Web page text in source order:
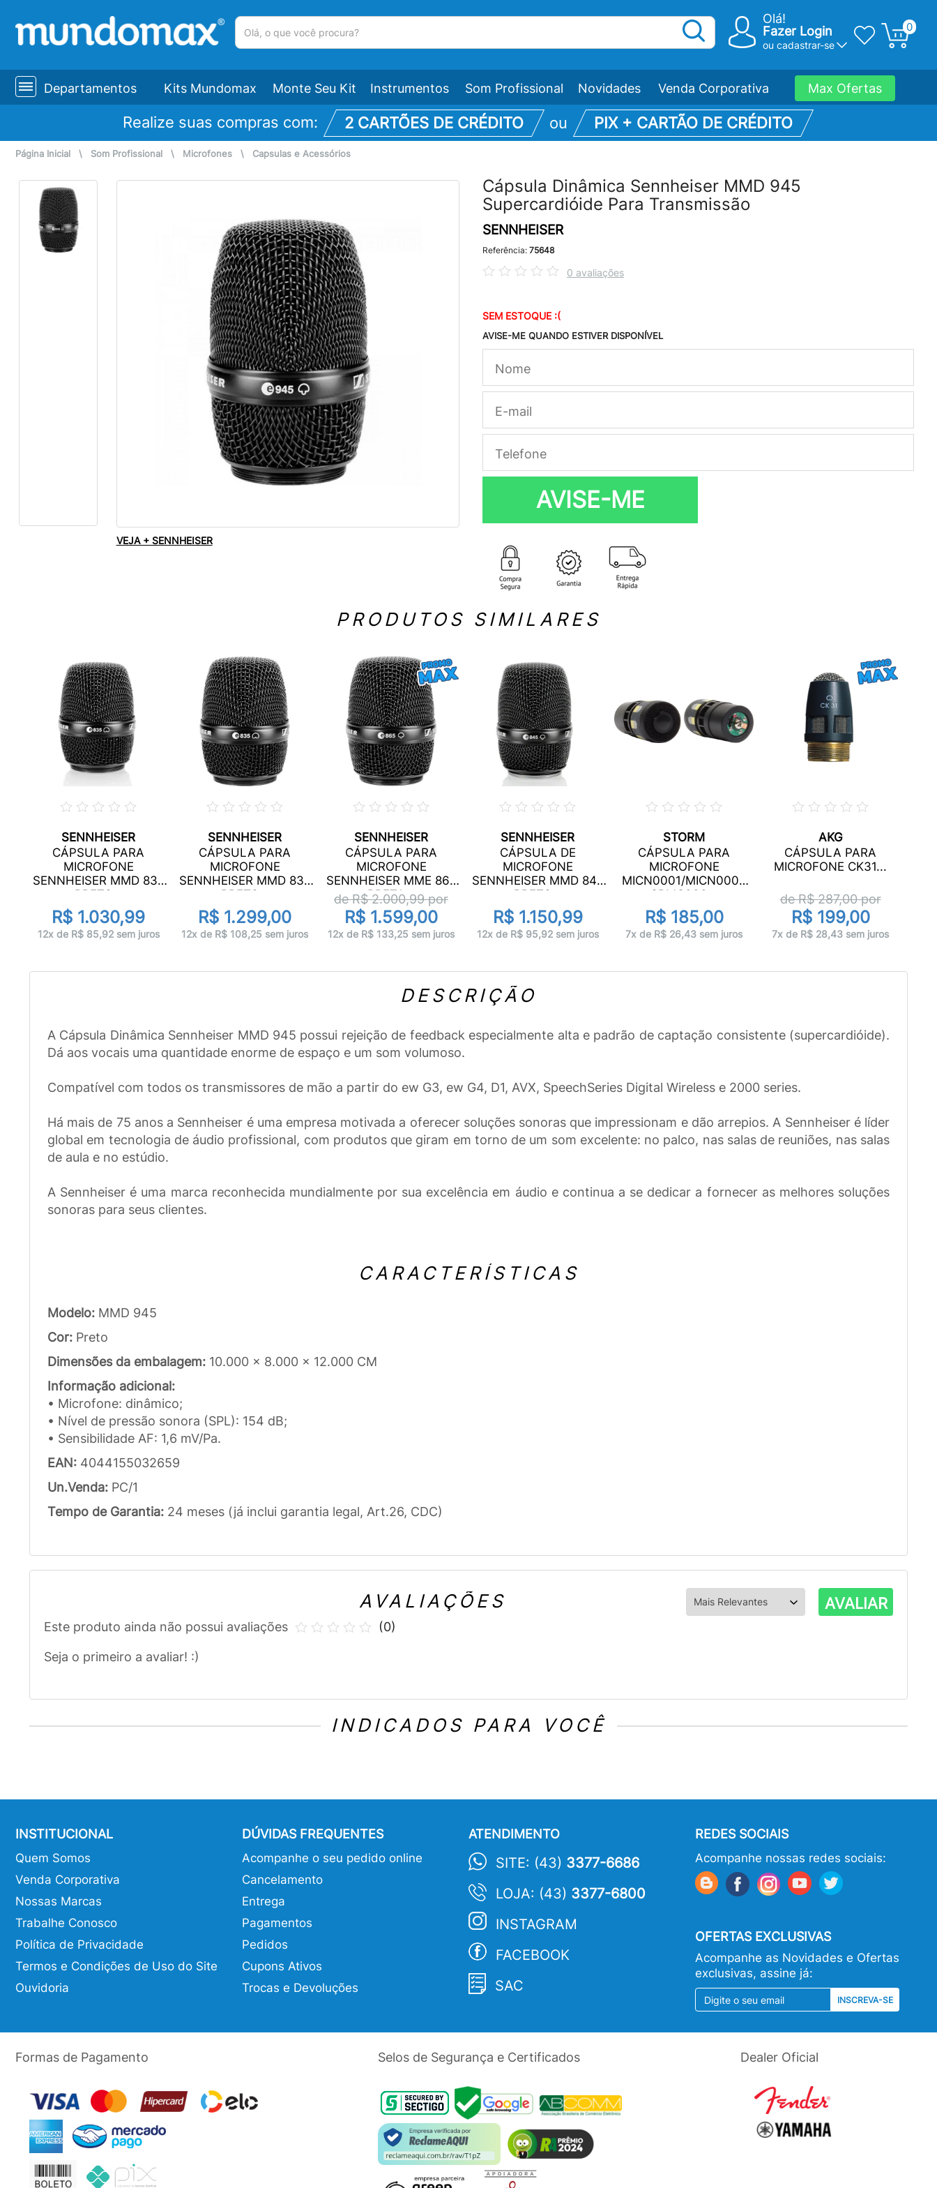
Olá!
Fazer Login
ou cadastrar-se
0
Departamentos Kits Mundomax Monte Seu Kit Instrumentos Som Profissional Novidades Venda Corporativa Max Ofertas
Realize suas compras com: 2 CARTÕES DE CRÉDITO ou PIX + CARTÃO DE CRÉDITO
Página Inicial \ Som Profissional \ Microfones \ Capsulas e Acessórios
VEJA + SENNHEISER
Cápsula Dinâmica Sennheiser MMD 945
Supercardióide Para Transmissão
SENNHEISER
Referência: 75648
0 avaliações
SEM ESTOQUE :(
AVISE-ME QUANDO ESTIVER DISPONÍVEL
AVISE-ME
PRODUTOS SIMILARES
SENNHEISER
CÁPSULA PARA
MICROFONE
SENNHEISER MMD 835
PRETO...
R$ 1.030,99
12x de R$ 85,92 sem juros
SENNHEISER
CÁPSULA PARA
MICROFONE
SENNHEISER MMD 835
PRETO...
R$ 1.299,00
12x de R$ 108,25 sem juros
SENNHEISER
CÁPSULA PARA
MICROFONE
SENNHEISER MME 865
PRETA...
de R$2.000,99por
R$ 1.599,00
12x de R$ 133,25 sem juros
SENNHEISER
CÁPSULA DE
MICROFONE
SENNHEISER MMD 845
PRETO...
R$ 1.150,99
12x de R$ 95,92 sem juros
STORM
CÁPSULA PARA
MICROFONE
MICN0001/MICN0002
CPMC000...
R$ 185,00
7x de R$ 26,43 sem juros
AKG
CÁPSULA PARA
MICROFONE CK31...
de R$287,00por
R$ 199,00
7x de R$ 28,43 sem juros
DESCRIÇÃO
A Cápsula Dinâmica Sennheiser MMD 945 possui rejeição de feedback especialmente alta e padrão de captação consistente (supercardióide).
Dá aos vocais uma quantidade enorme de espaço e um som volumoso.
Compatível com todos os transmissores de mão a partir do ew G3, ew G4, D1, AVX, SpeechSeries Digital Wireless e 2000 series.
Há mais de 75 anos a Sennheiser é uma empresa motivada a oferecer soluções sonoras que impressionam e dão arrepios. A Sennheiser é líder
global em tecnologia de áudio profissional, com produtos que giram em torno de um som excelente: no palco, nas salas de reuniões, nas salas
de aula e no estúdio.
A Sennheiser é uma marca reconhecida mundialmente por sua excelência em áudio e continua a se dedicar a fornecer as melhores soluções
sonoras para seus clientes.
CARACTERÍSTICAS
Modelo: MMD 945
Cor: Preto
Dimensões da embalagem: 10.000 x 8.000 x 12.000 CM
Informação adicional:
• Microfone: dinâmico;
• Nível de pressão sonora (SPL): 154 dB;
• Sensibilidade AF: 1,6 mV/Pa.
EAN: 4044155032659
Un.Venda: PC/1
Tempo de Garantia: 24 meses (já inclui garantia legal, Art.26, CDC)
AVALIAÇÕES AVALIAR
Este produto ainda não possui avaliações
Seja o primeiro a avaliar! :)
(0)
INDICADOS PARA VOCÊ
INSTITUCIONAL
Quem Somos
Venda Corporativa
Nossas Marcas
Trabalhe Conosco
Política de Privacidade
Termos e Condições de Uso do Site
Ouvidoria
DÚVIDAS FREQUENTES
Acompanhe o seu pedido online
Cancelamento
Entrega
Pagamentos
Pedidos
Cupons Ativos
Trocas e Devoluções
ATENDIMENTO
SITE: (43) 3377-6686
LOJA: (43) 3377-6800
INSTAGRAM
FACEBOOK
SAC
REDES SOCIAIS
Acompanhe nossas redes sociais:
OFERTAS EXCLUSIVAS
Acompanhe as Novidades e Ofertas
exclusivas, assine já:
INSCREVA-SE
Formas de Pagamento Selos de Segurança e Certificados Dealer Oficial